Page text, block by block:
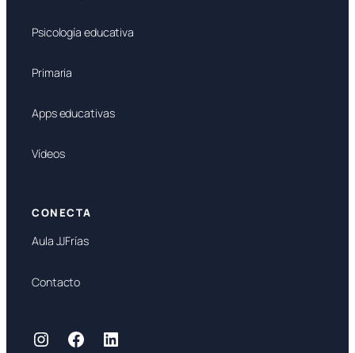
Psicología educativa
Primaria
Apps educativas
Vídeos
CONECTA
Aula JJFrías
Contacto
Instagram
Facebook
LinkedIn